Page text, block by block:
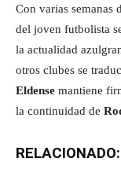
Con varias semanas
del joven futbolista
la actualidad
otros clubes se
Eldense mantiene
la continuidad de
RELACIONADO: